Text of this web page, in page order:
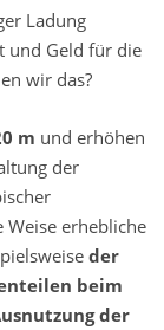
Ladung
und Geld für die
wir das?
m und erhöhen
der
Weise erhebliche
der
beim
der